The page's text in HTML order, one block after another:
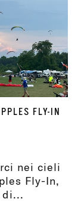
FLY-IN
nei cieli
Fly-In,
di...